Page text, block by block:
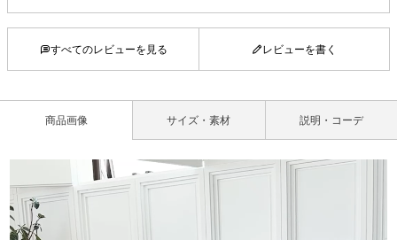
すべてのレビューを見る レビューを書く
商品画像 サイズ・素材 説明・コーデ